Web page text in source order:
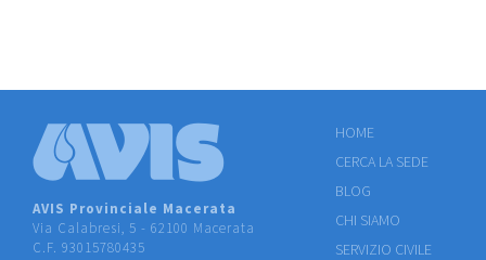
AVIS Provinciale Macerata
Via Calabresi, 5 - 62100 Macerata
C.F. 93015780435
HOME
CERCA LA SEDE
BLOG
CHI SIAMO
SERVIZIO CIVILE